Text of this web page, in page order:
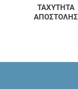
ΤΑΧΥΤΗΤΑ
ΑΠΟΣΤΟΛΗΣ